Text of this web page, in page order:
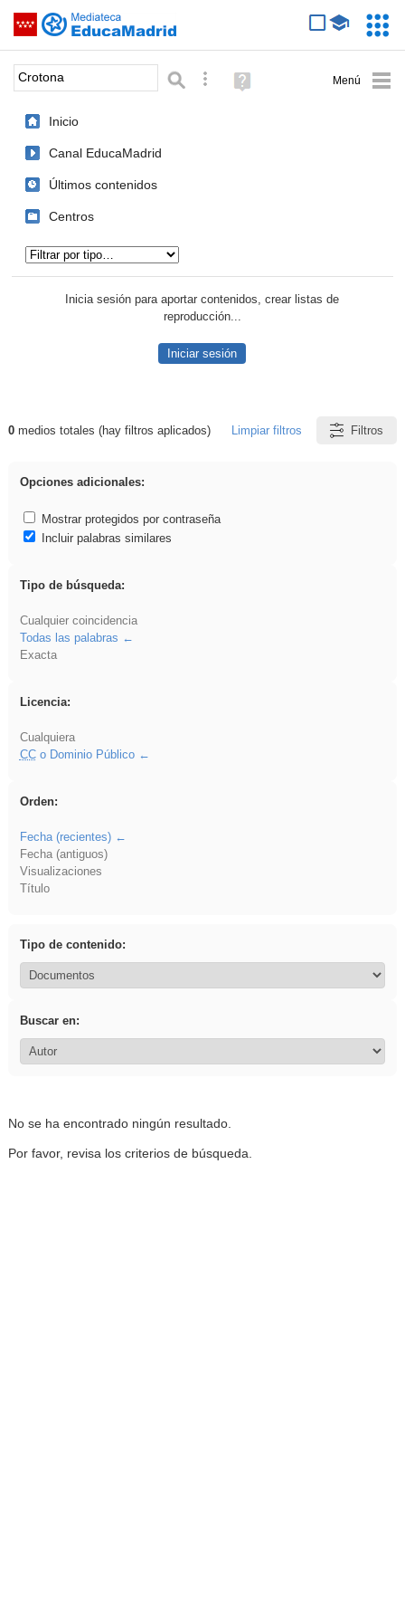
Saltar navegación
Palabra o frase: Búsqueda avanzada
Ayuda
(en
Inicio
Canal EducaMadrid
Últimos contenidos
Centros
Inicia sesión para aportar contenidos, crear listas de
reproducción...
Iniciar sesión
Resultados de: Crotona
0medios totales (hay filtros aplicados) Limpiar filtros Filtros
Opciones adicionales:
Mostrar protegidos por contraseña
Incluir palabras similares
Tipo de búsqueda:
Cualquier coincidencia
Todas las palabras
Exacta
Licencia:
Cualquiera
CCo Dominio Público
Orden:
Fecha (recientes)
Fecha (antiguos)
Visualizaciones
Título
Tipo de contenido:
Buscar en:
No se ha encontrado ningún resultado.
Por favor, revisa los criterios de búsqueda.